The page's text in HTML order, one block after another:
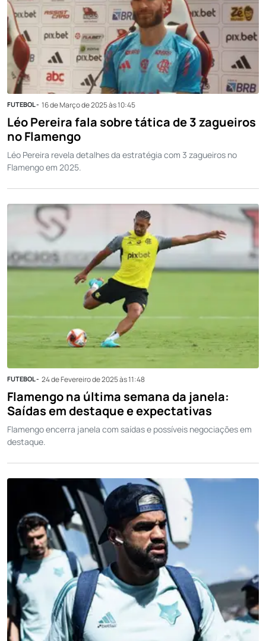
FUTEBOL - 16 de Março de 2025 às 10:45
Léo Pereira fala sobre tática de 3 zagueiros
no Flamengo
Léo Pereira revela detalhes da estratégia com 3 zagueiros no
Flamengo em 2025.
FUTEBOL - 24 de Fevereiro de 2025 às 11:48
Flamengo na última semana da janela:
Saídas em destaque e expectativas
Flamengo encerra janela com saídas e possíveis negociações em
destaque.